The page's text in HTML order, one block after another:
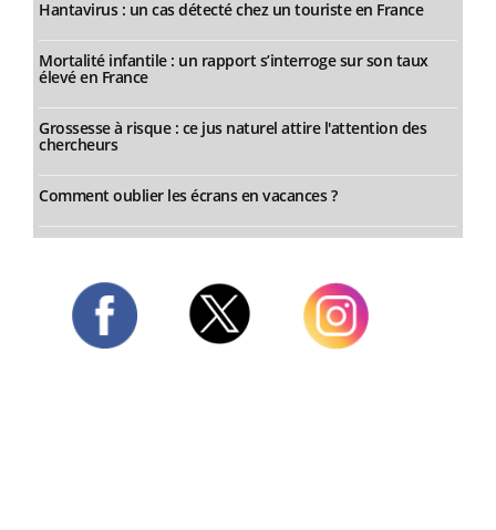
Hantavirus : un cas détecté chez un touriste en France
Mortalité infantile : un rapport s’interroge sur son taux
élevé en France
Grossesse à risque : ce jus naturel attire l'attention des
chercheurs
Comment oublier les écrans en vacances ?